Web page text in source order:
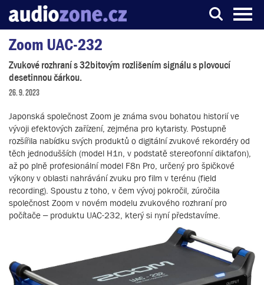
Server o digitálním zpracování zvuku
Zoom UAC-232
Zvukové rozhraní s 32bitovým rozlišením signálu s plovoucí
desetinnou čárkou.
26. 9. 2023
Japonská společnost Zoom je známa svou bohatou historií ve
vývoji efektových zařízení, zejména pro kytaristy. Postupně
rozšířila nabídku svých produktů o digitální zvukové rekordéry od
těch jednodušších (model H1n, v podstatě stereofonní diktafon),
až po plně profesionální model F8n Pro, určený pro špičkové
výkony v oblasti nahrávání zvuku pro film v terénu (field
recording). Spoustu z toho, v čem vývoj pokročil, zúročila
společnost Zoom v novém modelu zvukového rozhraní pro
počítače – produktu UAC-232, který si nyní představíme.